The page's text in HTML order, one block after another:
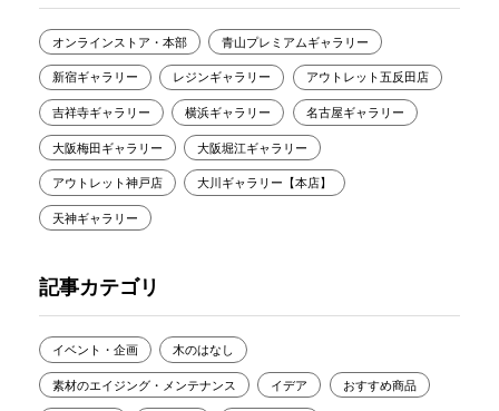
オンラインストア・本部 青山プレミアムギャラリー
新宿ギャラリー レジンギャラリー アウトレット五反田店
吉祥寺ギャラリー 横浜ギャラリー 名古屋ギャラリー
大阪梅田ギャラリー 大阪堀江ギャラリー
アウトレット神戸店 大川ギャラリー【本店】
天神ギャラリー
記事カテゴリ
イベント・企画 木のはなし
素材のエイジング・メンテナンス イデア おすすめ商品